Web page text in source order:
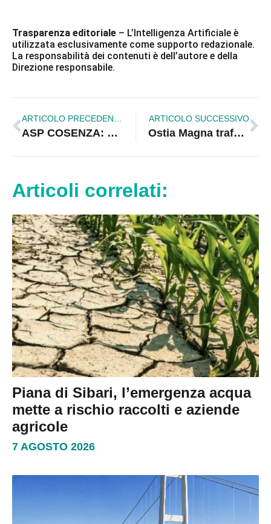
Trasparenza editoriale – L’Intelligenza Artificiale è
utilizzata esclusivamente come supporto redazionale.
La responsabilità dei contenuti è dell’autore e della
Direzione responsabile.
ASP COSENZA: GARANTITA LA CONTINUITÀ DEL SERVIZIO DI LOGOPEDIA NEL REPARTO DI ROGLIANO
ARTICOLO SUCCESSIVO
Ostia Magna trafugata: ritrovato il tabernacolo, non il Sacramento
Articoli correlati:
Piana di Sibari, l’emergenza acqua
mette a rischio raccolti e aziende
agricole
7 AGOSTO 2026